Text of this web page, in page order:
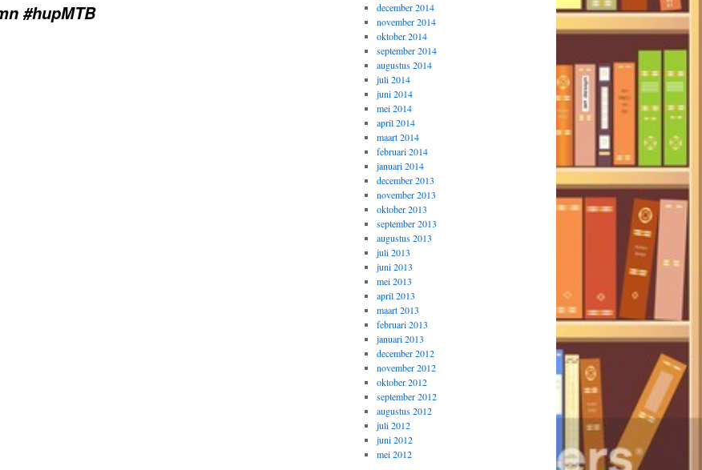
#hupMTB
december 2014
november 2014
oktober 2014
september 2014
augustus 2014
juli 2014
juni 2014
mei 2014
april 2014
maart 2014
februari 2014
januari 2014
december 2013
november 2013
oktober 2013
september 2013
augustus 2013
juli 2013
juni 2013
mei 2013
april 2013
maart 2013
februari 2013
januari 2013
december 2012
november 2012
oktober 2012
september 2012
augustus 2012
juli 2012
juni 2012
mei 2012